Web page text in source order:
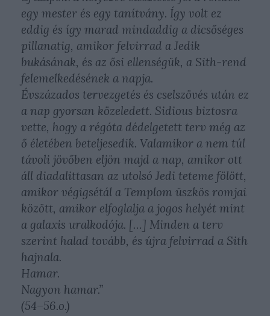
egy mester és egy tanítvány. Így volt ez
eddig és így marad mindaddig a dicsőséges
pillanatig, amikor felvirrad a Jedik
bukásának, és az ősi ellenségük, a Sith-rend
felemelkedésének a napja.
Évszázados tervezgetés és cselszövés után ez
a nap gyorsan közeledett. Sidious biztosra
vette, hogy a régóta dédelgetett terv még az
ő életében beteljesedik. Valamikor a nem túl
távoli jövőben eljön majd a nap, amikor ott
áll diadalittasan az utolsó Jedi teteme fölött,
amikor végigsétál a Templom üszkös romjai
között, amikor elfoglalja a jogos helyét mint
a galaxis uralkodója. […] Minden a terv
szerint halad tovább, és újra felvirrad a Sith
hajnala.
Hamar.
Nagyon hamar.”
(54–56.o.)